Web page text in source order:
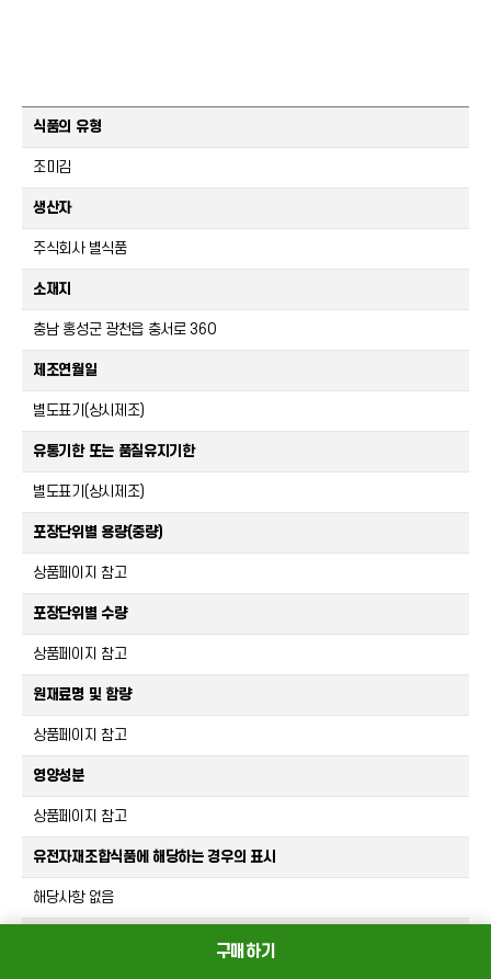
구매하기
식품의 유형
조미김
생산자
주식회사 별식품
소재지
충남 홍성군 광천읍 충서로 360
제조연월일
별도표기(상시제조)
유통기한 또는 품질유지기한
별도표기(상시제조)
포장단위별 용량(중량)
상품페이지 참고
포장단위별 수량
상품페이지 참고
원재료명 및 함량
상품페이지 참고
영양성분
상품페이지 참고
유전자재조합식품에 해당하는 경우의 표시
해당사항 없음